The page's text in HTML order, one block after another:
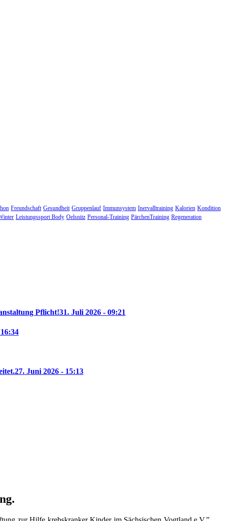
Freundschaft Gesundheit Gruppenlauf Immunsystem Inervalltraining Kalorien Kondition
Leistungssport Body Oelsnitz Personal-Training PärchenTraining Regeneration
Pflicht!31. Juli 2026 - 09:21
27. Juni 2026 - 15:13